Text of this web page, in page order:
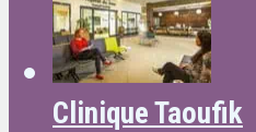
Clinique Taoufik